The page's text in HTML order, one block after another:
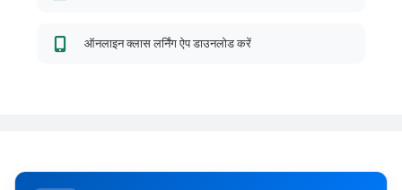
ऑनलाइन क्लास लर्निंग ऐप डाउनलोड करें